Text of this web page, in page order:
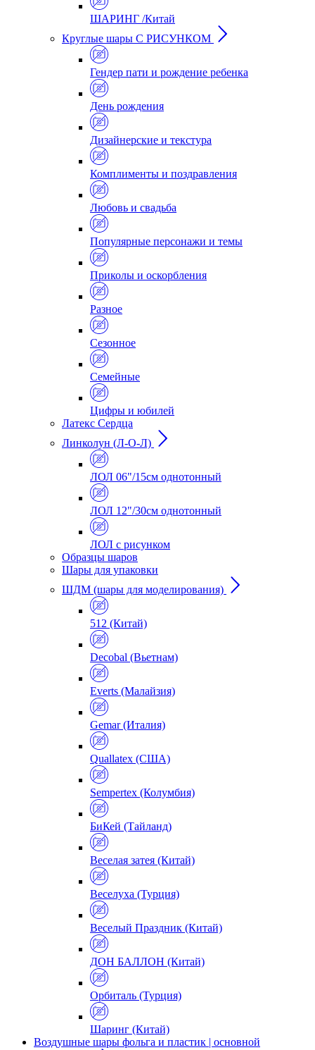
ШАРИНГ /Китай
Круглые шары С РИСУНКОМ
Гендер пати и рождение ребенка
День рождения
Дизайнерские и текстура
Комплименты и поздравления
Любовь и свадьба
Популярные персонажи и темы
Приколы и оскорбления
Разное
Сезонное
Семейные
Цифры и юбилей
Латекс Сердца
Линколун (Л-О-Л)
ЛОЛ 06"/15см однотонный
ЛОЛ 12"/30см однотонный
ЛОЛ с рисунком
Образцы шаров
Шары для упаковки
ШДМ (шары для моделирования)
512 (Китай)
Decobal (Вьетнам)
Everts (Малайзия)
Gemar (Италия)
Quallatex (США)
Sempertex (Колумбия)
БиКей (Тайланд)
Веселая затея (Китай)
Веселуха (Турция)
Веселый Праздник (Китай)
ДОН БАЛЛОН (Китай)
Орбиталь (Турция)
Шаринг (Китай)
Воздушные шары фольга и пластик | основной